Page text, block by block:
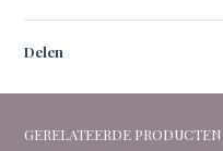
Delen
GERELATEERDE PRODUCTEN